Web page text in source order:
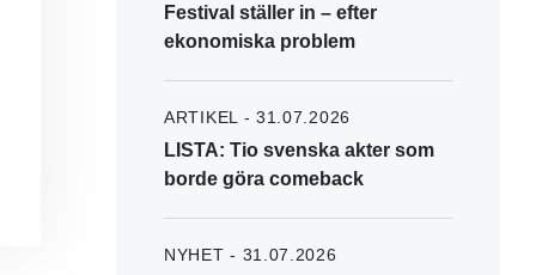
Festival ställer in – efter
ekonomiska problem
ARTIKEL - 31.07.2026
LISTA: Tio svenska akter som
borde göra comeback
NYHET - 31.07.2026